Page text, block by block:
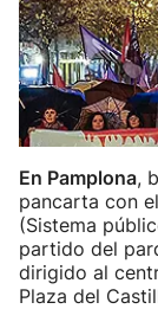
En Pamplona,
pancarta con
(Sistema
partido del
dirigido al
Plaza del